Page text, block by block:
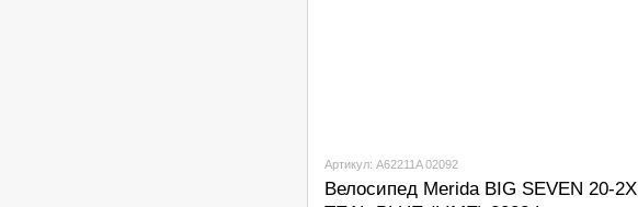
Артикул: A62211A 02092
Велосипед Merida BIG SEVEN 20-2X